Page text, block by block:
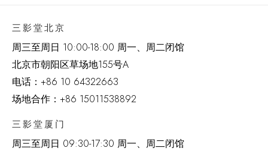
三影堂北京
周三至周日 10:00-18:00 周一、周二闭馆
北京市朝阳区草场地155号A
电话： +86 10 64322663
场地合作：+86 15011538892
三影堂厦门
周三至周日 09:30-17:30 周一、周二闭馆